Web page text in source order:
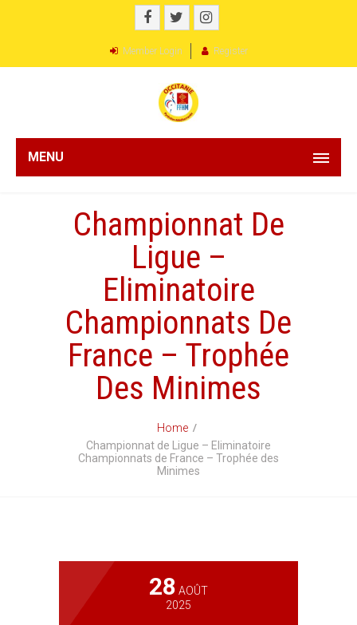
Member Login Register
MENU
Championnat De
Ligue –
Eliminatoire
Championnats De
France – Trophée
Des Minimes
Home
Championnat de Ligue – Eliminatoire
Championnats de France – Trophée des
Minimes
28 AOÛT
2025